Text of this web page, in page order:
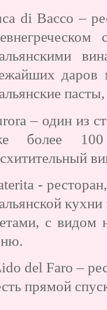
di Bacco –
даров
– один из
более 100
-
с видом
del Faro –
прямой